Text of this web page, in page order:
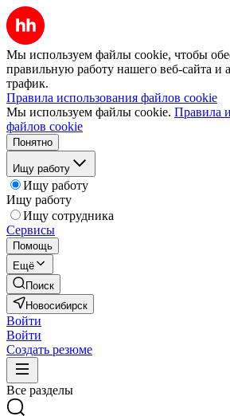
Мы используем файлы cookie, чтобы
правильную работу нашего веб-сайта и
трафик.
Правила использования файлов cookie
Мы используем файлы cookie. Правила
файлов cookie
Понятно
Ищу работу
Ищу работу
Ищу работу
Ищу сотрудника
Сервисы
Помощь
Ещё
Поиск
Новосибирск
Войти
Войти
Создать резюме
Все разделы